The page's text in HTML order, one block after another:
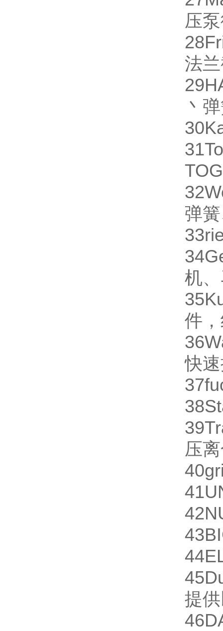
压泵
28
法
29
丶
30
31
32
弹
33
34
机
35
件
36
快
37
38
39
压
40
41
42
43
44
45
提
46